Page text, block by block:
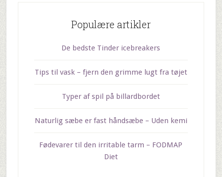
Populære artikler
De bedste Tinder icebreakers
Tips til vask – fjern den grimme lugt fra tøjet
Typer af spil på billardbordet
Naturlig sæbe er fast håndsæbe – Uden kemi
Fødevarer til den irritable tarm – FODMAP
Diet